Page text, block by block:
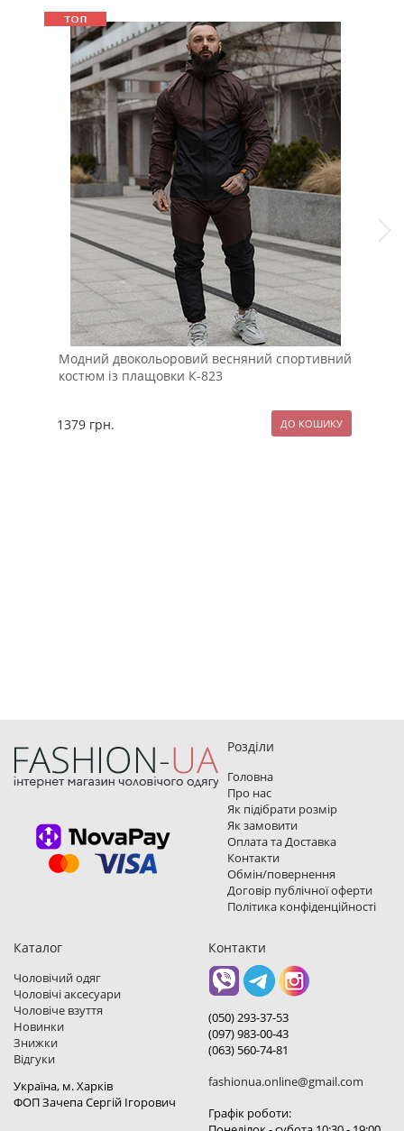
Модний двокольоровий весняний спортивний
костюм із плащовки К-823
1379 грн.
Розділи
Головна
Про нас
Як підібрати розмір
Як замовити
Оплата та Доставка
Контакти
Обмін/повернення
Договір публічної оферти
Політика конфіденційності
Каталог
Чоловічий одяг
Чоловічі аксесуари
Чоловіче взуття
Новинки
Знижки
Відгуки
Україна, м. Харкiв
ФОП Зачепа Сергій Ігорович
Контакти
(050) 293-37-53
(097) 983-00-43
(063) 560-74-81
fashionua.online@gmail.com
Графік роботи: